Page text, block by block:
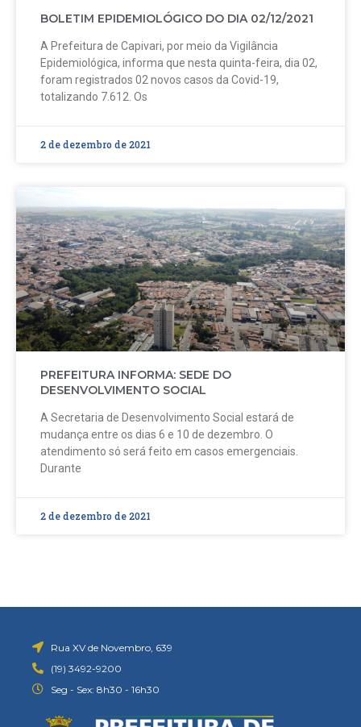
BOLETIM EPIDEMIOLÓGICO DO DIA 02/12/2021
A Prefeitura de Capivari, por meio da Vigilância
Epidemiológica, informa que nesta quinta-feira, dia 02,
foram registrados 02 novos casos da Covid-19,
totalizando 7.612. Os
2 de dezembro de 2021
PREFEITURA INFORMA: SEDE DO
DESENVOLVIMENTO SOCIAL
A Secretaria de Desenvolvimento Social estará de
mudança entre os dias 6 e 10 de dezembro. O
atendimento só será feito em casos emergenciais.
Durante
2 de dezembro de 2021
Rua XV de Novembro, 639
(19) 3492-9200
Seg - Sex: 8h30 - 16h30